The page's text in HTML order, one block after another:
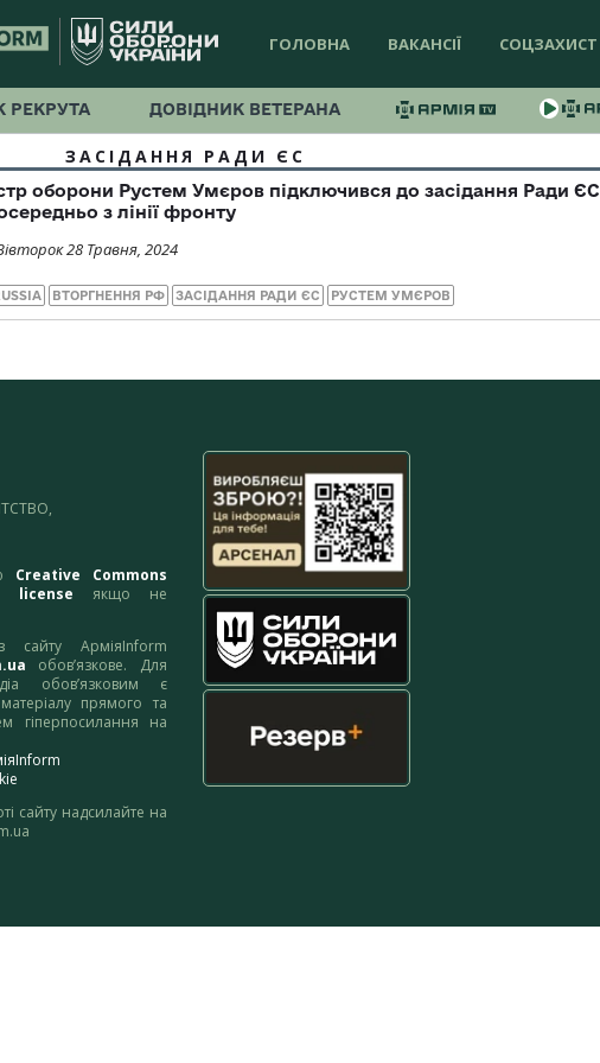
ГОЛОВНА ВАКАНСІЇ СОЦЗАХИСТ
РЕКРУТА ДОВІДНИК ВЕТЕРАНА
ЗАСІДАННЯ РАДИ ЄС
оборони Рустем Умєров підключився до засідання Ради ЄС
з лінії фронту
28 Травня, 2024
ВТОРГНЕННЯ РФ ЗАСІДАННЯ РАДИ ЄС РУСТЕМ УМЄРОВ
Creative Commons
license якщо не
сайту АрміяInform
обов’язкове. Для
обов’язковим є
прямого та
гіперпосилання на
сайту надсилайте на